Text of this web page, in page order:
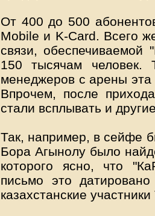
От 400 до 500
Mobile и K-Card. Всего
связи, обеспечиваемой
150 тысячам человек.
менеджеров с арены эта
Впрочем, после
стали всплывать и
Так, например, в сейфе
Бора Агынолу было
которого ясно, что
письмо это
казахстанские